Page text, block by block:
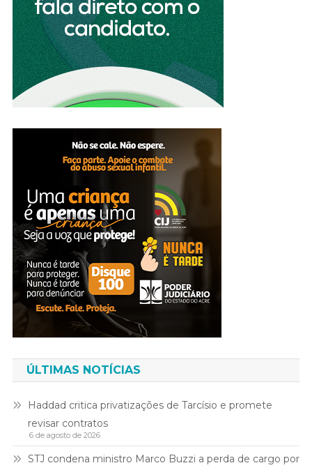
ÚLTIMAS NOTÍCIAS
Haddad critica privatizações de Tarcísio e promete
revisar contratos
6 de agosto de 2026
STJ condena ministro Marco Buzzi a perda de cargo por